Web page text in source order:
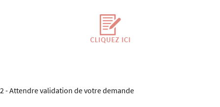
2 - Attendre validation de votre demande